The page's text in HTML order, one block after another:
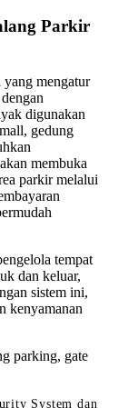
Parkir
mengatur
digunakan
gedung
membuka
parkir melalui
tempat
dan keluar,
sistem ini,
kenyamanan
parking, gate
System dan